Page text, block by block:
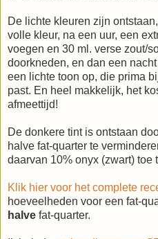
De lichte kleuren zijn
volle kleur, na een uur, een
voegen en 30 ml. verse zout/
doorkneden, en dan een
een lichte toon op, die prima
past. En heel makkelijk, het
afmeettijd!
De donkere tint is ontstaan
halve fat-quarter te
daarvan 10% onyx (zwart) toe
Klik hier voor het complete
hoeveelheden voor een fat-
halve fat-quarter.